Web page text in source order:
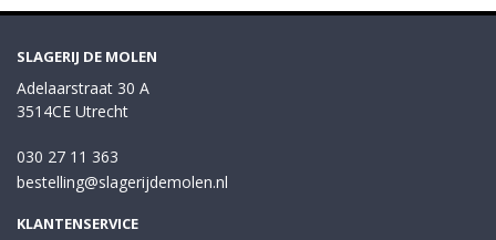
SLAGERIJ DE MOLEN
Adelaarstraat 30 A
3514CE Utrecht
030 27 11 363
bestelling@slagerijdemolen.nl
KLANTENSERVICE